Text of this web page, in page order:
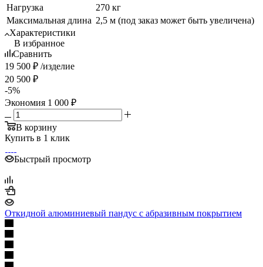
Нагрузка
270 кг
Максимальная длина 2,5 м (под заказ может быть увеличена)
Характеристики
В избранное
Сравнить
19 500 ₽ /изделие
20 500 ₽
-5%
Экономия 1 000 ₽
В корзину
Купить в 1 клик
Быстрый просмотр
Откидной алюминиевый пандус с абразивным покрытием